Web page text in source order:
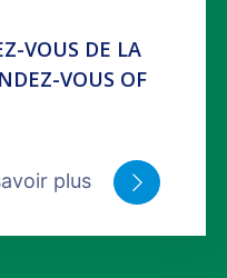
VOUS DE LA
VOUS OF
plus